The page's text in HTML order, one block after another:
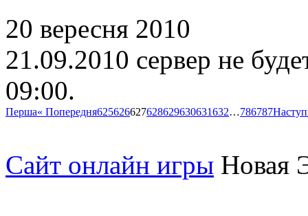
20 вересня 2010
21.09.2010 сервер не
09:00.
Перша« Попередня625626627628629630631632…786787
Сайт онлайн игры Новая